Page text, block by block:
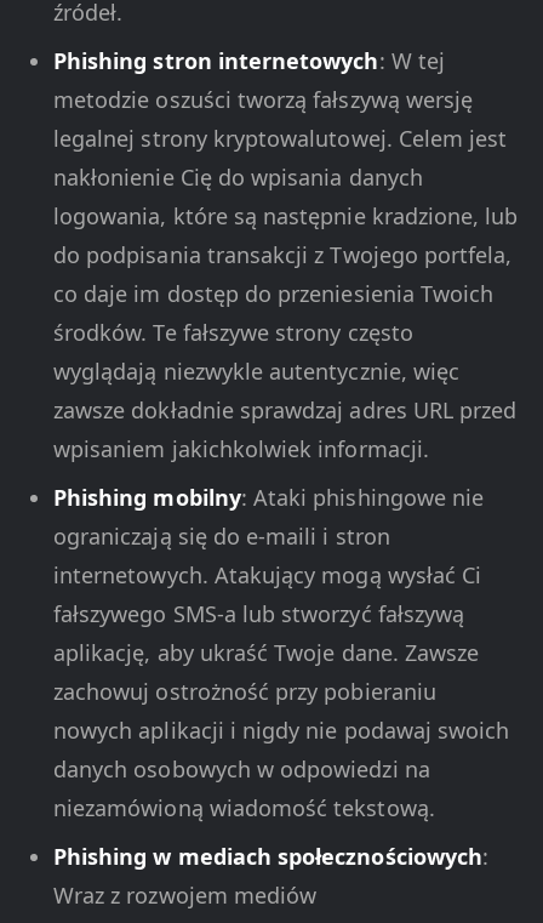
źródeł.
Phishing stron internetowych: W tej
metodzie oszuści tworzą fałszywą wersję
legalnej strony kryptowalutowej. Celem jest
nakłonienie Cię do wpisania danych
logowania, które są następnie kradzione, lub
do podpisania transakcji z Twojego portfela,
co daje im dostęp do przeniesienia Twoich
środków. Te fałszywe strony często
wyglądają niezwykle autentycznie, więc
zawsze dokładnie sprawdzaj adres URL przed
wpisaniem jakichkolwiek informacji.
Phishing mobilny: Ataki phishingowe nie
ograniczają się do e-maili i stron
internetowych. Atakujący mogą wysłać Ci
fałszywego SMS-a lub stworzyć fałszywą
aplikację, aby ukraść Twoje dane. Zawsze
zachowuj ostrożność przy pobieraniu
nowych aplikacji i nigdy nie podawaj swoich
danych osobowych w odpowiedzi na
niezamówioną wiadomość tekstową.
Phishing w mediach społecznościowych:
Wraz z rozwojem mediów